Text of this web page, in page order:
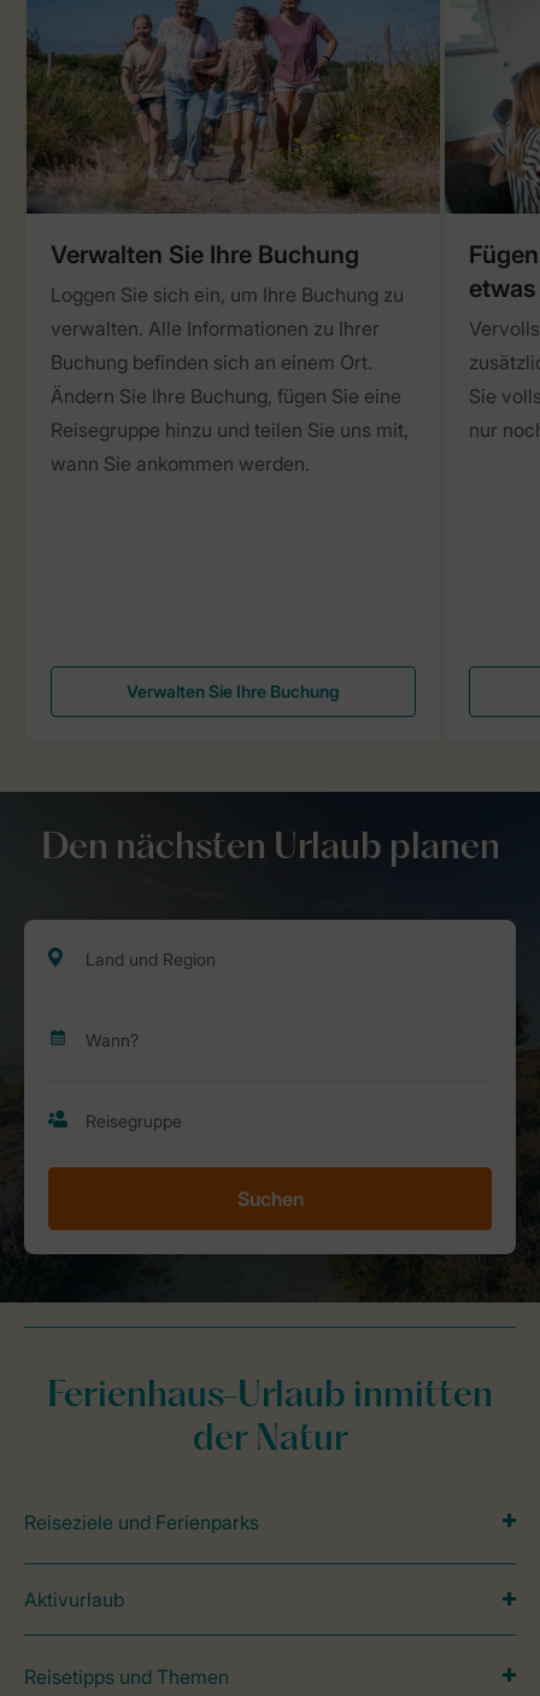
Verwalten Sie Ihre Buchung
Loggen Sie sich ein, um Ihre Buchung zu
verwalten. Alle Informationen zu Ihrer
Buchung befinden sich an einem Ort.
Ändern Sie Ihre Buchung, fügen Sie eine
Reisegruppe hinzu und teilen Sie uns mit,
wann Sie ankommen werden.
Verwalten Sie Ihre Buchung
Sie
nur
Den nächsten Urlaub planen
Suchen
Ferienhaus-Urlaub inmitten
der Natur
Reiseziele und Ferienparks
Aktivurlaub
Reisetipps und Themen